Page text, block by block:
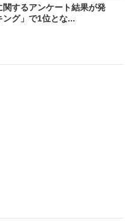
するアンケート結果が発
グ」で1位とな...